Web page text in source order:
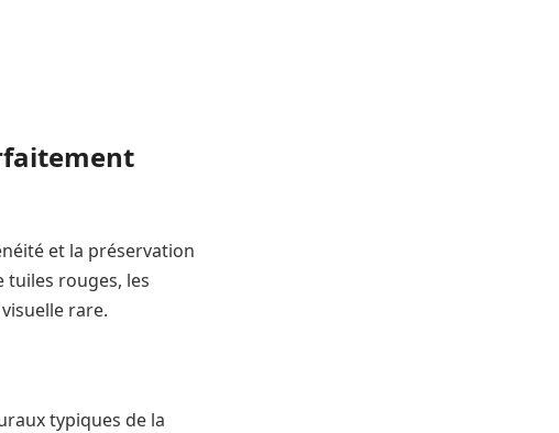
et la préservation
tuiles rouges, les
rare.
typiques de la